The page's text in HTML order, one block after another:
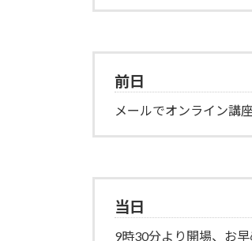
前日
メールでオンライン講
当日
9時30分より開場、お